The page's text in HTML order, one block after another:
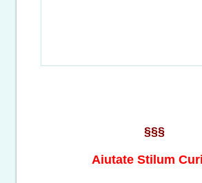
§§§
Aiutate Stilum